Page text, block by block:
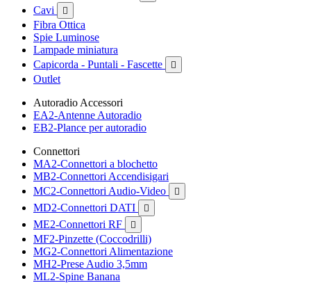
Cavi 
Fibra Ottica
Spie Luminose
Lampade miniatura
Capicorda - Puntali - Fascette

Outlet
Autoradio Accessori
EA2-Antenne Autoradio
EB2-Plance per autoradio
Connettori
MA2-Connettori a blochetto
MB2-Connettori Accendisigari
MC2-Connettori Audio-Video

MD2-Connettori DATI 
ME2-Connettori RF 
MF2-Pinzette (Coccodrilli)
MG2-Connettori Alimentazione
MH2-Prese Audio 3,5mm
ML2-Spine Banana